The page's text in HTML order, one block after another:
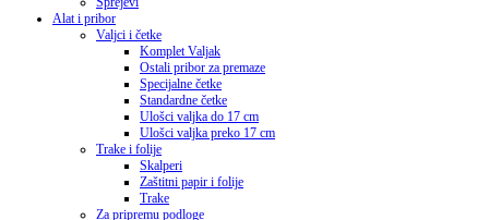
Alat i pribor
Valjci i četke
Komplet Valjak
Ostali pribor za premaze
Specijalne četke
Standardne četke
Ulošci valjka do 17 cm
Ulošci valjka preko 17 cm
Trake i folije
Skalperi
Zaštitni papir i folije
Trake
Za pripremu podloge